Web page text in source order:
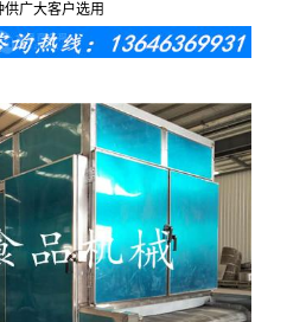
供广大客户选用